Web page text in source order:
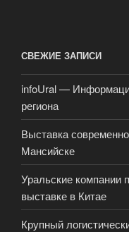
СВЕЖИЕ ЗАПИСИ
infoUral —
региона
Выставка
Мансийске
Уральские компании
выставке в Китае
Крупный